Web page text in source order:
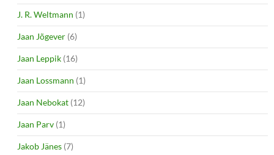
J. R. Weltmann (1)
Jaan Jõgever (6)
Jaan Leppik (16)
Jaan Lossmann (1)
Jaan Nebokat (12)
Jaan Parv (1)
Jakob Jänes (7)